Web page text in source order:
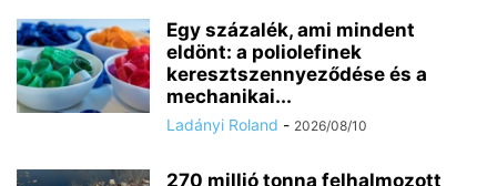
Egy százalék, ami mindent
eldönt: a poliolefinek
keresztszennyeződése és a
mechanikai...
Ladányi Roland - 2026/08/10
270 millió tonna felhalmozott